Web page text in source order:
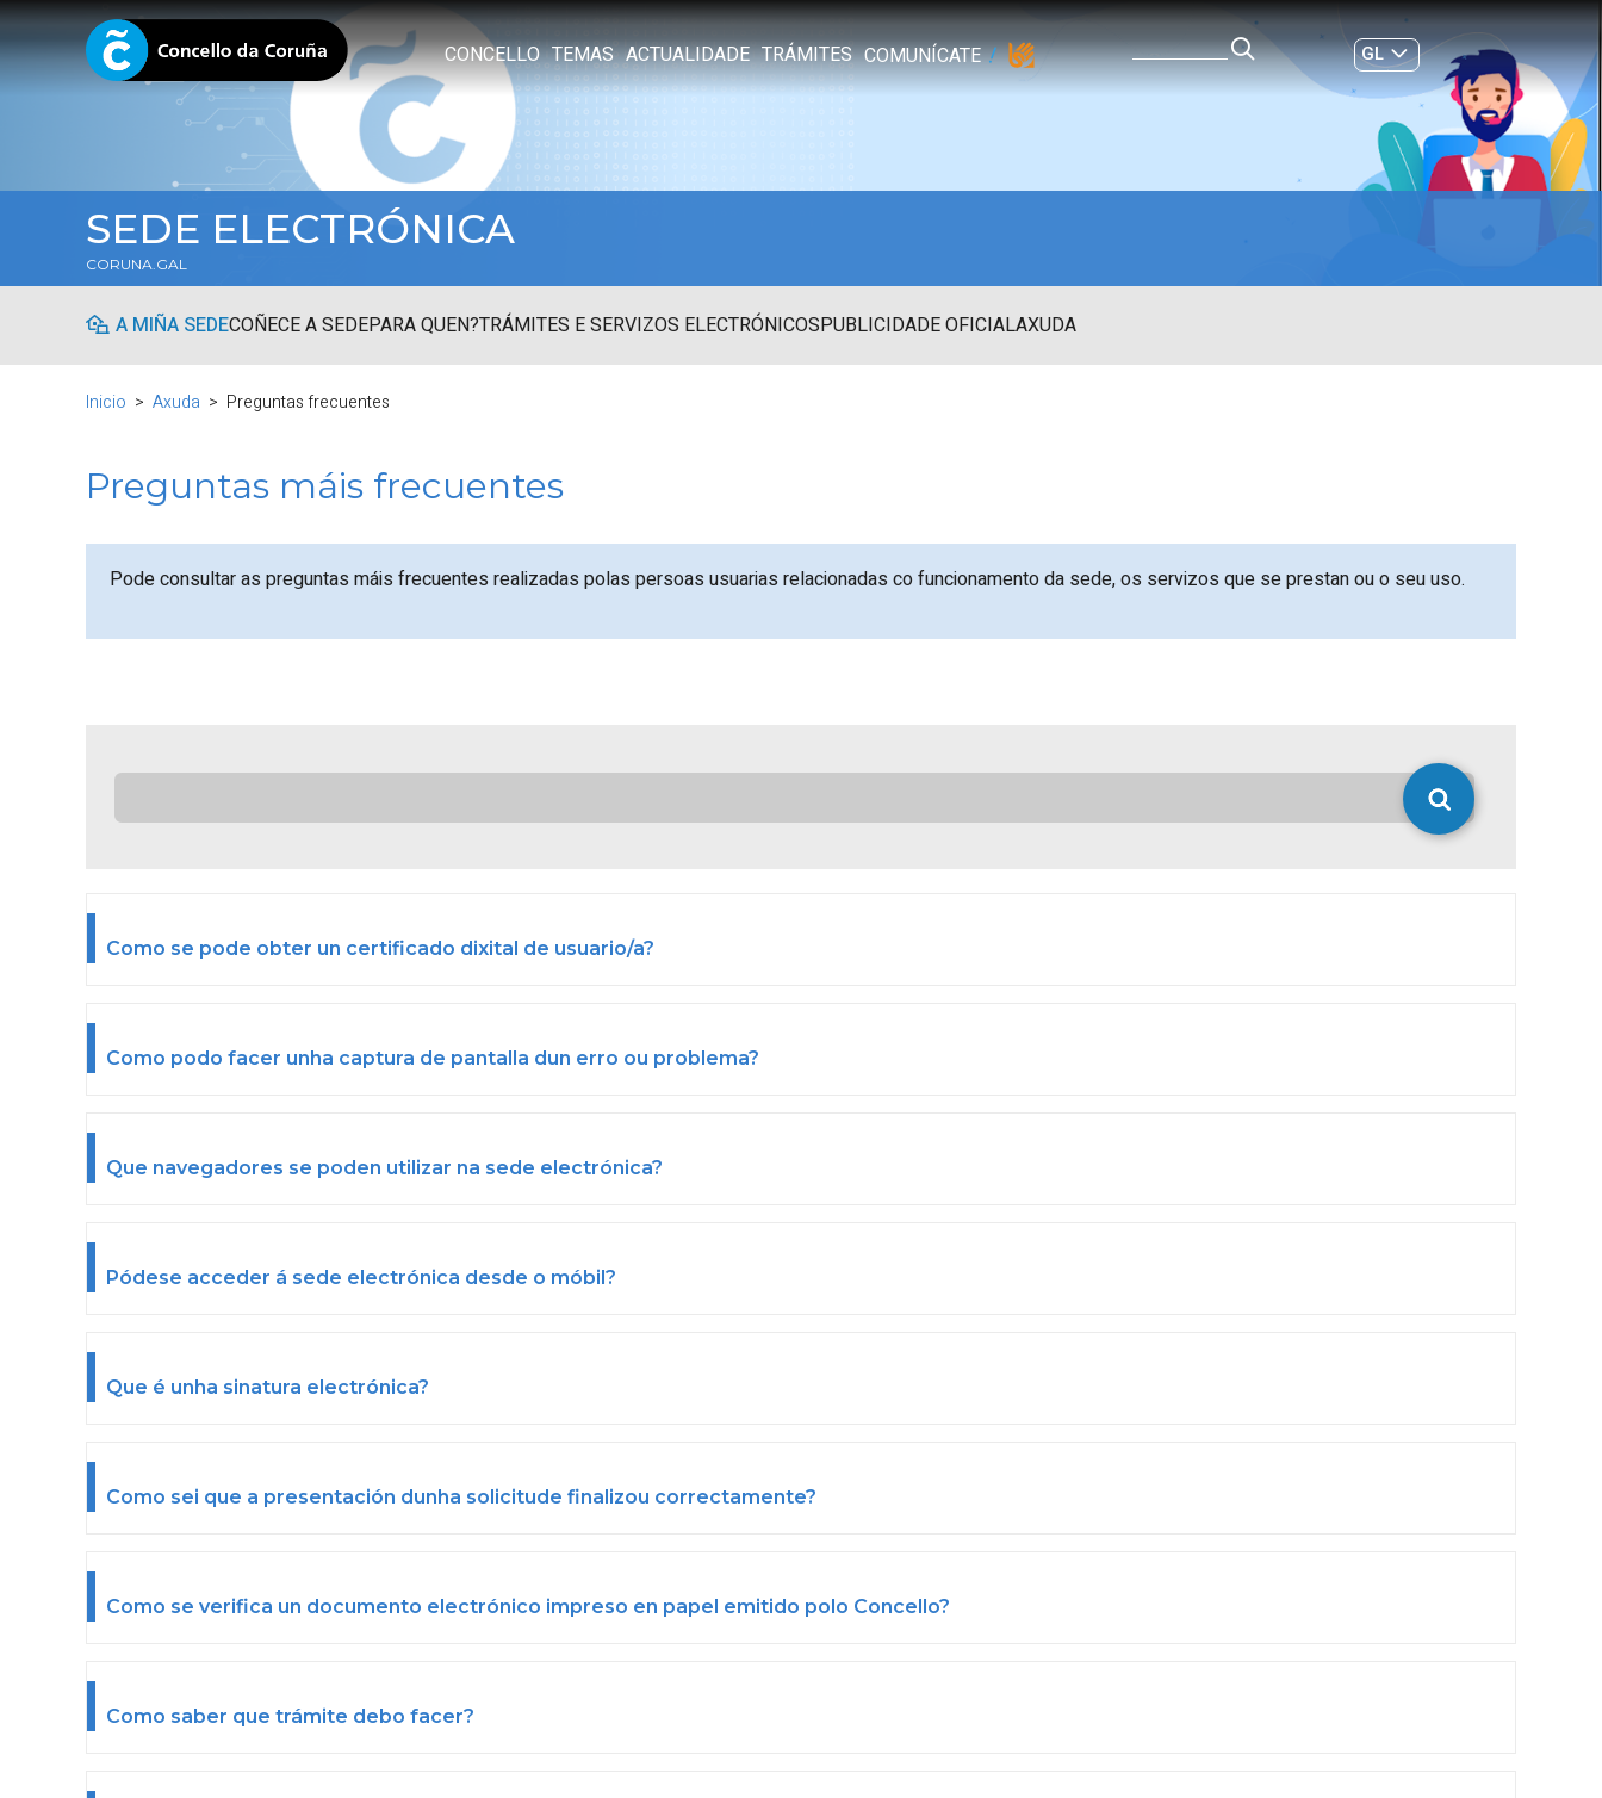
CONCELLO TEMAS ACTUALIDADE TRÁMITES COMUNÍCATE
GL
ES|
SEDE ELECTRÓNICA
CORUNA.GAL
A MIÑA SEDECOÑECE A SEDEPARA QUEN?TRÁMITES E SERVIZOS ELECTRÓNICOSPUBLICIDADE OFICIALAXUDA
Inicio Axuda Preguntas frecuentes
Preguntas máis frecuentes
Pode consultar as preguntas máis frecuentes realizadas polas persoas usuarias relacionadas co funcionamento da sede, os servizos que se prestan ou o seu uso.
Como se pode obter un certificado dixital de usuario/a?
Como podo facer unha captura de pantalla dun erro ou problema?
Que navegadores se poden utilizar na sede electrónica?
Pódese acceder á sede electrónica desde o móbil?
Que é unha sinatura electrónica?
Como sei que a presentación dunha solicitude finalizou correctamente?
Como se verifica un documento electrónico impreso en papel emitido polo Concello?
Como saber que trámite debo facer?